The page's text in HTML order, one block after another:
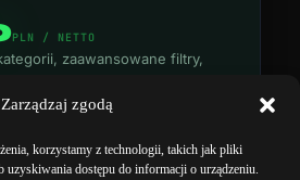
Zarządzaj zgodą
korzystamy z technologii, takich jak pliki
dostępu do informacji o urządzeniu.
PLN / NETTO
zaawansowane filtry,